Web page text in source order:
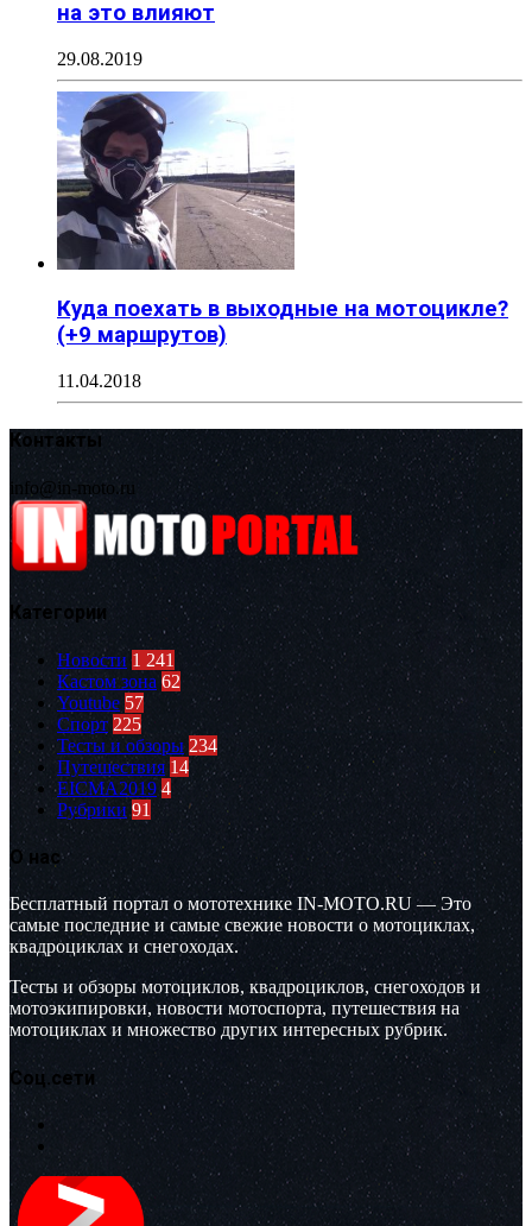
на это влияют
29.08.2019
Куда поехать в выходные на мотоцикле?
(+9 маршрутов)
11.04.2018
Контакты
info@in-moto.ru
Категории
Новости 1 241
Кастом зона 62
Youtube 57
Спорт 225
Тесты и обзоры 234
Путешествия 14
EICMA2019 4
Рубрики 91
О нас
Бесплатный портал о мототехнике IN-MOTO.RU — Это
самые последние и самые свежие новости о мотоциклах,
квадроциклах и снегоходах.
Тесты и обзоры мотоциклов, квадроциклов, снегоходов и
мотоэкипировки, новости мотоспорта, путешествия на
мотоциклах и множество других интересных рубрик.
Соц.сети